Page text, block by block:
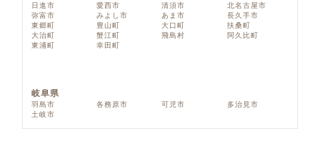
日進市
愛西市 清須市
北名古屋市
弥富市
みよし市 あま市
長久手市
東郷町
豊山町 大口町
扶桑町
大治町
蟹江町 飛島村
阿久比町
東浦町
幸田町
岐阜県
羽島市 各務原市 可児市
多治見市
土岐市